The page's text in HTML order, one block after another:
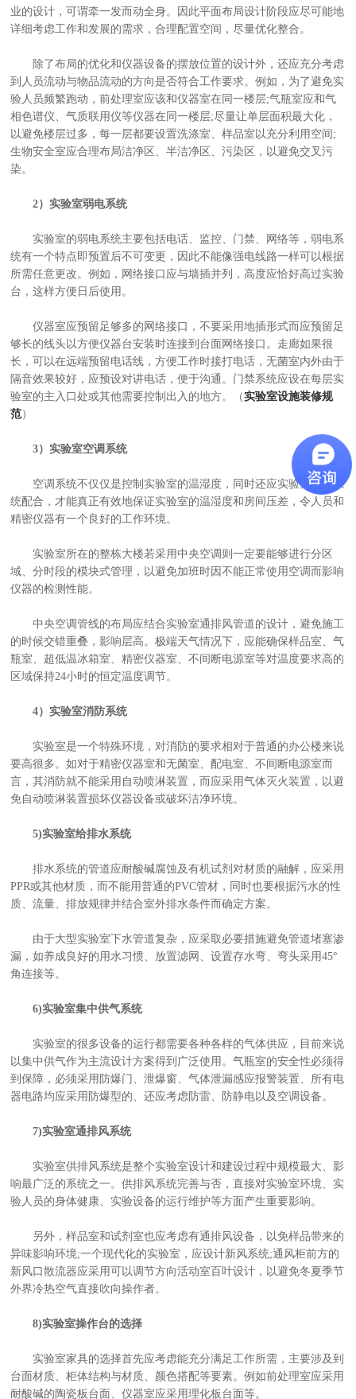
业的设计，可谓牵一发而动全身。因此平面布局设计阶段应尽可能地
详细考虑工作和发展的需求，合理配置空间，尽量优化整合。
除了布局的优化和仪器设备的摆放位置的设计外，还应充分考虑
到人员流动与物品流动的方向是否符合工作要求。例如，为了避免实
验人员频繁跑动，前处理室应该和仪器室在同一楼层;气瓶室应和气
相色谱仪、气质联用仪等仪器在同一楼层;尽量让单层面积最大化，
以避免楼层过多，每一层都要设置洗涤室、样品室以充分利用空间;
生物安全室应合理布局洁净区、半洁净区、污染区，以避免交叉污
染。
2）实验室弱电系统
实验室的弱电系统主要包括电话、监控、门禁、网络等，弱电系
统有一个特点即预置后不可变更，因此不能像强电线路一样可以根据
所需任意更改。例如，网络接口应与墙插并列，高度应恰好高过实验
台，这样方便日后使用。
仪器室应预留足够多的网络接口，不要采用地插形式而应预留足
够长的线头以方便仪器台安装时连接到台面网络接口。走廊如果很
长，可以在远端预留电话线，方便工作时接打电话，无菌室内外由于
隔音效果较好，应预设对讲电话，便于沟通。门禁系统应设在每层实
验室的主入口处或其他需要控制出入的地方。（实验室设施装修规
范）
3）实验室空调系统
空调系统不仅仅是控制实验室的温湿度，同时还应实验室通风系
统配合，才能真正有效地保证实验室的温湿度和房间压差，令人员和
精密仪器有一个良好的工作环境。
实验室所在的整栋大楼若采用中央空调则一定要能够进行分区
域、分时段的模块式管理，以避免加班时因不能正常使用空调而影响
仪器的检测性能。
中央空调管线的布局应结合实验室通排风管道的设计，避免施工
的时候交错重叠，影响层高。极端天气情况下，应能确保样品室、气
瓶室、超低温冰箱室、精密仪器室、不间断电源室等对温度要求高的
区域保持24小时的恒定温度调节。
4）实验室消防系统
实验室是一个特殊环境，对消防的要求相对于普通的办公楼来说
要高很多。如对于精密仪器室和无菌室、配电室、不间断电源室而
言，其消防就不能采用自动喷淋装置，而应采用气体灭火装置，以避
免自动喷淋装置损坏仪器设备或破坏洁净环境。
5)实验室给排水系统
排水系统的管道应耐酸碱腐蚀及有机试剂对材质的融解，应采用
PPR或其他材质，而不能用普通的PVC管材，同时也要根据污水的性
质、流量、排放规律并结合室外排水条件而确定方案。
由于大型实验室下水管道复杂，应采取必要措施避免管道堵塞渗
漏，如养成良好的用水习惯、放置滤网、设置存水弯、弯头采用45°
角连接等。
6)实验室集中供气系统
实验室的很多设备的运行都需要各种各样的气体供应，目前来说
以集中供气作为主流设计方案得到广泛使用。气瓶室的安全性必须得
到保障，必须采用防爆门、泄爆窗、气体泄漏感应报警装置、所有电
器电路均应采用防爆型的、还应考虑防雷、防静电以及空调设备。
7)实验室通排风系统
实验室供排风系统是整个实验室设计和建设过程中规模最大、影
响最广泛的系统之一。供排风系统完善与否，直接对实验室环境、实
验人员的身体健康、实验设备的运行维护等方面产生重要影响。
另外，样品室和试剂室也应考虑有通排风设备，以免样品带来的
异味影响环境;一个现代化的实验室，应设计新风系统;通风柜前方的
新风口散流器应采用可以调节方向活动室百叶设计，以避免冬夏季节
外界冷热空气直接吹向操作者。
8)实验室操作台的选择
实验室家具的选择首先应考虑能充分满足工作所需，主要涉及到
台面材质、柜体结构与材质、颜色搭配等要素。例如前处理室应采用
耐酸碱的陶瓷板台面、仪器室应采用理化板台面等。